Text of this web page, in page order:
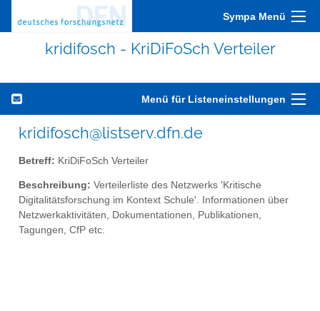
Sympa Menü
kridifosch - KriDiFoSch Verteiler
Menü für Listeneinstellungen
kridifosch@listserv.dfn.de
Betreff: KriDiFoSch Verteiler
Beschreibung: Verteilerliste des Netzwerks 'Kritische
Digitalitätsforschung im Kontext Schule'. Informationen über
Netzwerkaktivitäten, Dokumentationen, Publikationen,
Tagungen, CfP etc.